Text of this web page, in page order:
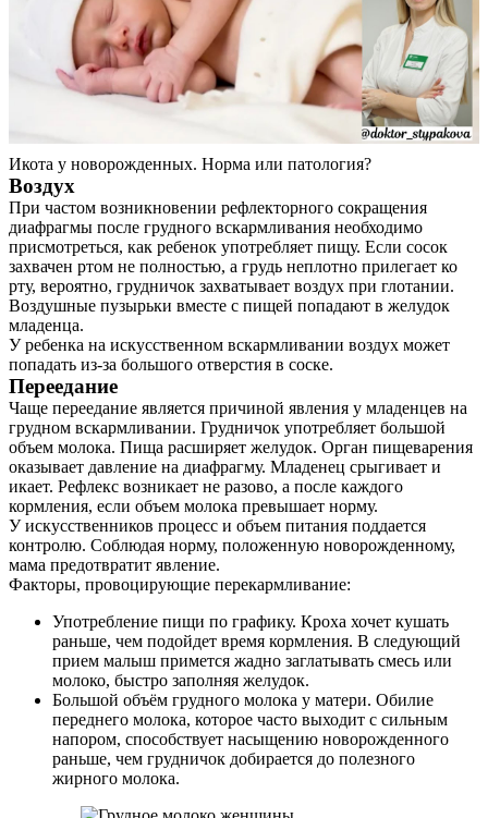
Икота у новорожденных. Норма или патология?
Воздух
При частом возникновении рефлекторного сокращения
диафрагмы после грудного вскармливания необходимо
присмотреться, как ребенок употребляет пищу. Если сосок
захвачен ртом не полностью, а грудь неплотно прилегает ко
рту, вероятно, грудничок захватывает воздух при глотании.
Воздушные пузырьки вместе с пищей попадают в желудок
младенца.
У ребенка на искусственном вскармливании воздух может
попадать из-за большого отверстия в соске.
Переедание
Чаще переедание является причиной явления у младенцев на
грудном вскармливании. Грудничок употребляет большой
объем молока. Пища расширяет желудок. Орган пищеварения
оказывает давление на диафрагму. Младенец срыгивает и
икает. Рефлекс возникает не разово, а после каждого
кормления, если объем молока превышает норму.
У искусственников процесс и объем питания поддается
контролю. Соблюдая норму, положенную новорожденному,
мама предотвратит явление.
Факторы, провоцирующие перекармливание:
Употребление пищи по графику. Кроха хочет кушать
раньше, чем подойдет время кормления. В следующий
прием малыш примется жадно заглатывать смесь или
молоко, быстро заполняя желудок.
Большой объём грудного молока у матери. Обилие
переднего молока, которое часто выходит с сильным
напором, способствует насыщению новорожденного
раньше, чем грудничок добирается до полезного
жирного молока.